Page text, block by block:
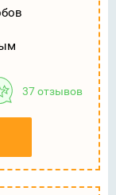
37 отзывов